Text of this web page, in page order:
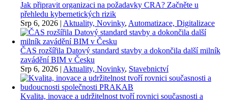
Jak připravit organizaci na požadavky CRA? Začněte u
přehledu kybernetických rizik
Srp 6, 2026 | Aktuality, Novinky, Automatizace, Digitalizace
ČAS rozšířila Datový standard stavby a dokončila další milník
zavádění BIM v Česku
Srp 6, 2026 | Aktuality, Novinky, Stavebnictví
Kvalita, inovace a udržitelnost tvoří rovnici současnosti a